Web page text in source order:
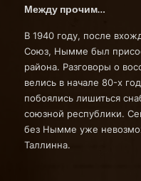
Между прочим…
В 1940 году, после
Союз, Нымме был
района. Разговоры о
велись в начале 80-х
побоялись лишиться
союзной республики.
без Нымме уже
Таллинна.